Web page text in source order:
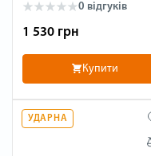
0 відгуків
1 530 грн
Купити
УДАРНА